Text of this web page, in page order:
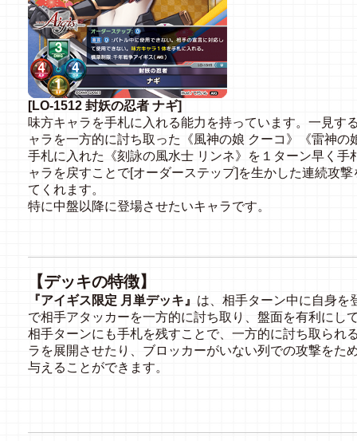
[LO-1512 封妖の忍者 ナギ]
味方キャラを手札に入れる能力を持っています。一見す
ャラを一方的に討ち取った《風神の娘 クーコ》《雷神
手札に入れた《刻詠の風水士 リンネ》を１ターン早く
ャラを戻すことで[オーダーステップ]を生かした連続攻
てくれます。
特に中盤以降に登場させたいキャラです。
【デッキの特徴】
『アイギス限定 月単デッキ』 は、相手ターン中に自身を
で相手アタッカーを一方的に討ち取り、盤面を有利にし
相手ターンにも手札を残すことで、一方的に討ち取られ
ラを展開させたり、ブロッカーがいない列での攻撃をた
与えることができます。